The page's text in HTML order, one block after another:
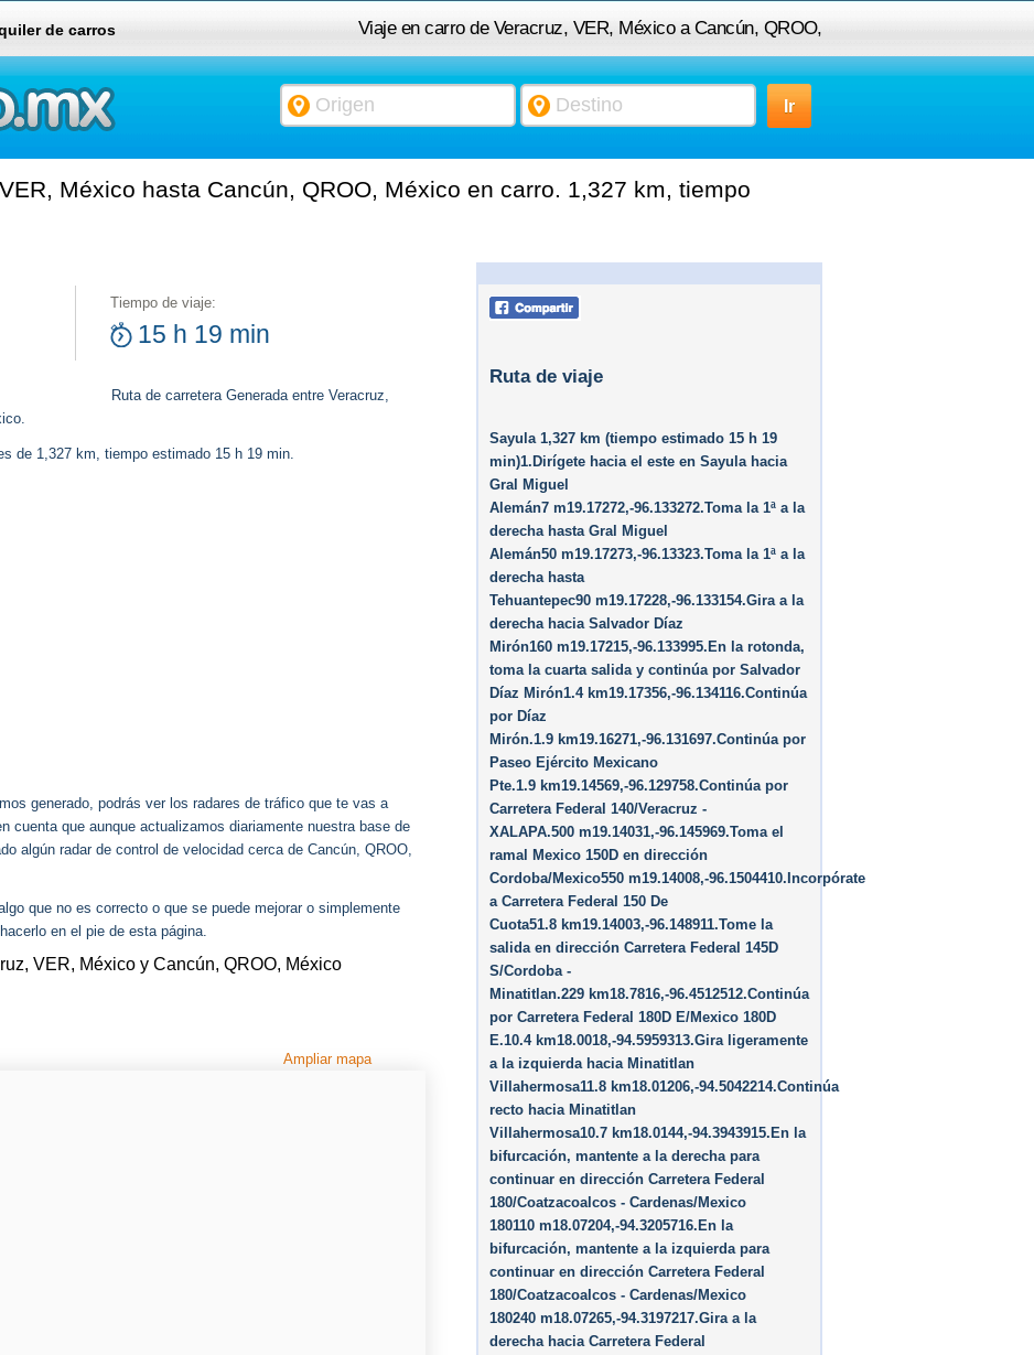
Viaje en carro de Veracruz, VER, México a Cancún, QROO,
México
de carros
México hasta Cancún, QROO, México en carro. 1,327 km, tiempo
Tiempo de viaje:
15 h 19 min
Ruta de carretera Generada entre Veracruz,
de 1,327 km, tiempo estimado 15 h 19 min.
generado, podrás ver los radares de tráfico que te vas a
cuenta que aunque actualizamos diariamente nuestra base de
algún radar de control de velocidad cerca de Cancún, QROO,
que no es correcto o que se puede mejorar o simplemente
en el pie de esta página.
VER, México y Cancún, QROO, México
Ampliar mapa
Ruta de viaje
Sayula 1,327 km (tiempo estimado 15 h 19
min)1.Dirígete hacia el este en Sayula hacia
Gral Miguel
Alemán7 m19.17272,-96.133272.Toma la 1ª a la
derecha hasta Gral Miguel
Alemán50 m19.17273,-96.13323.Toma la 1ª a la
derecha hasta
Tehuantepec90 m19.17228,-96.133154.Gira a la
derecha hacia Salvador Díaz
Mirón160 m19.17215,-96.133995.En la rotonda,
toma la cuarta salida y continúa por Salvador
Díaz Mirón1.4 km19.17356,-96.134116.Continúa
por Díaz
Mirón.1.9 km19.16271,-96.131697.Continúa por
Paseo Ejército Mexicano
Pte.1.9 km19.14569,-96.129758.Continúa por
Carretera Federal 140/Veracruz -
XALAPA.500 m19.14031,-96.145969.Toma el
ramal Mexico 150D en dirección
Cordoba/Mexico550 m19.14008,-96.1504410.Incorpórate
a Carretera Federal 150 De
Cuota51.8 km19.14003,-96.148911.Tome la
salida en dirección Carretera Federal 145D
S/Cordoba -
Minatitlan.229 km18.7816,-96.4512512.Continúa
por Carretera Federal 180D E/Mexico 180D
E.10.4 km18.0018,-94.5959313.Gira ligeramente
a la izquierda hacia Minatitlan
Villahermosa11.8 km18.01206,-94.5042214.Continúa
recto hacia Minatitlan
Villahermosa10.7 km18.0144,-94.3943915.En la
bifurcación, mantente a la derecha para
continuar en dirección Carretera Federal
180/Coatzacoalcos - Cardenas/Mexico
180110 m18.07204,-94.3205716.En la
bifurcación, mantente a la izquierda para
continuar en dirección Carretera Federal
180/Coatzacoalcos - Cardenas/Mexico
180240 m18.07265,-94.3197217.Gira a la
derecha hacia Carretera Federal